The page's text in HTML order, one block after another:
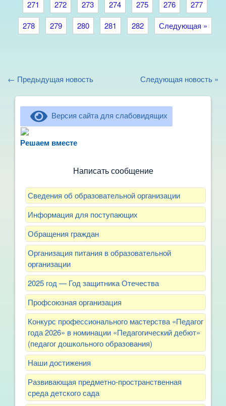
271 272 273 274 275 276
277
278
279 280 281 282 Следующая »
← Предыдущая новость Следующая новость »
Версия сайта для слабовидящих
Решаем вместерассказать о воспитателях? Знаете, как
Написать сообщение
Сведения об образовательной организации
Информация для поступающих
Обращения граждан
Организация питания в образовательной
организации
2025 год — Год защитника Отечества
Профсоюзная организация
Конкурс профессионального мастерства «Педагог
года 2026» в номинации «Педагогический дебют»
(педагог дошкольного образования)
Наши достижения
Развивающая предметно-пространственная
среда детского сада